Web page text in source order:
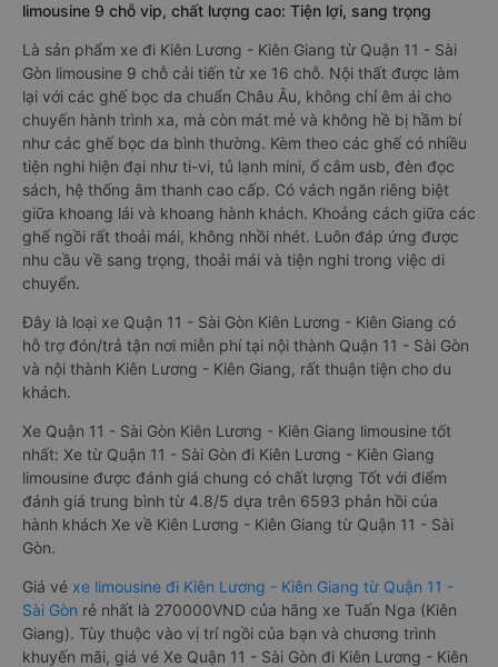
limousine 9 chỗ vip, chất lượng cao: Tiện lợi, sang trọng
Là sản phẩm xe đi Kiên Lương - Kiên Giang từ Quận 11 - Sài
Gòn limousine 9 chỗ cải tiến từ xe 16 chỗ. Nội thất được làm
lại với các ghế bọc da chuẩn Châu Âu, không chỉ êm ái cho
chuyến hành trình xa, mà còn mát mẻ và không hề bị hầm bí
như các ghế bọc da bình thường. Kèm theo các ghế có nhiều
tiện nghi hiện đại như ti-vi, tủ lạnh mini, ổ cắm usb, đèn đọc
sách, hệ thống âm thanh cao cấp. Có vách ngăn riêng biệt
giữa khoang lái và khoang hành khách. Khoảng cách giữa các
ghế ngồi rất thoải mái, không nhồi nhét. Luôn đáp ứng được
nhu cầu về sang trọng, thoải mái và tiện nghi trong việc di
chuyển.
Đây là loại xe Quận 11 - Sài Gòn Kiên Lương - Kiên Giang có
hỗ trợ đón/trả tận nơi miễn phí tại nội thành Quận 11 - Sài Gòn
và nội thành Kiên Lương - Kiên Giang, rất thuận tiện cho du
khách.
Xe Quận 11 - Sài Gòn Kiên Lương - Kiên Giang limousine tốt
nhất: Xe từ Quận 11 - Sài Gòn đi Kiên Lương - Kiên Giang
limousine được đánh giá chung có chất lượng Tốt với điểm
đánh giá trung bình từ 4.8/5 dựa trên 6593 phản hồi của
hành khách Xe về Kiên Lương - Kiên Giang từ Quận 11 - Sài
Gòn.
Giá vé xe limousine đi Kiên Lương - Kiên Giang từ Quận 11 -
Sài Gòn rẻ nhất là 270000VND của hãng xe Tuấn Nga (Kiên
Giang). Tùy thuộc vào vị trí ngồi của bạn và chương trình
khuyến mãi, giá vé Xe Quận 11 - Sài Gòn đi Kiên Lương - Kiên